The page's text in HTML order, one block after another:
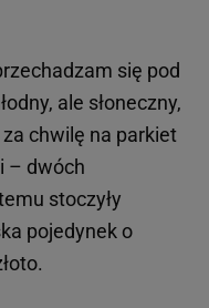
się pod
ale słoneczny,
chwilę na parkiet
– dwóch
stoczyły
pojedynek o